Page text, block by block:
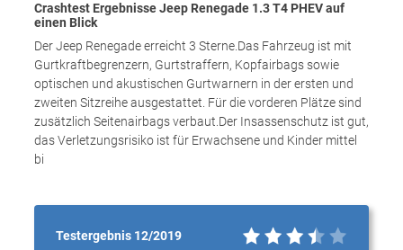
Crashtest Ergebnisse Jeep Renegade 1.3 T4 PHEV auf
einen Blick
Der Jeep Renegade erreicht 3 Sterne.Das Fahrzeug ist mit
Gurtkraftbegrenzern, Gurtstraffern, Kopfairbags sowie
optischen und akustischen Gurtwarnern in der ersten und
zweiten Sitzreihe ausgestattet. Für die vorderen Plätze sind
zusätzlich Seitenairbags verbaut.Der Insassenschutz ist gut,
das Verletzungsrisiko ist für Erwachsene und Kinder mittel
bi
Testergebnis 12/2019